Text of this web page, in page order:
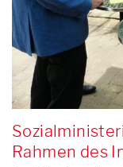
Rahmen des